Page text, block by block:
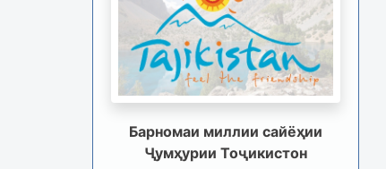
Барномаи миллии сайёҳии
Ҷумҳурии Тоҷикистон